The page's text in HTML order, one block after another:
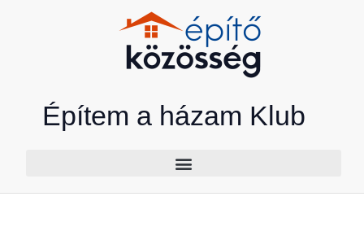
Építem a házam Klub